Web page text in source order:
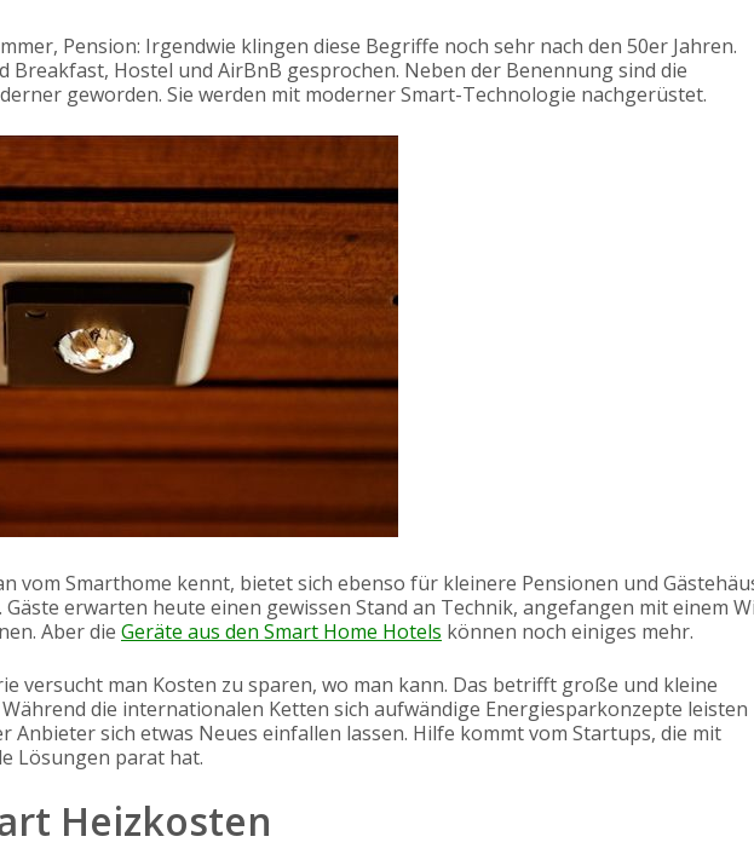
Pension: Irgendwie klingen diese Begriffe noch sehr nach den 50er Jahren.
Breakfast, Hostel und AirBnB gesprochen. Neben der Benennung sind die
geworden. Sie werden mit moderner Smart-Technologie nachgerüstet.
vom Smarthome kennt, bietet sich ebenso für kleinere Pensionen und
erwarten heute einen gewissen Stand an Technik, angefangen mit einem
Aber die Geräte aus den Smart Home Hotels können noch einiges mehr.
versucht man Kosten zu sparen, wo man kann. Das betrifft große und kleine
die internationalen Ketten sich aufwändige Energiesparkonzepte leisten
Anbieter sich etwas Neues einfallen lassen. Hilfe kommt vom Startups, die mit
Lösungen parat hat.
Heizkosten